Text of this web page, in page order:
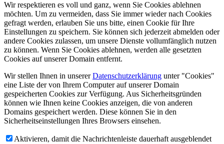
Wir respektieren es voll und ganz, wenn Sie Cookies ablehnen
möchten. Um zu vermeiden, dass Sie immer wieder nach Cookies
gefragt werden, erlauben Sie uns bitte, einen Cookie für Ihre
Einstellungen zu speichern. Sie können sich jederzeit abmelden oder
andere Cookies zulassen, um unsere Dienste vollumfänglich nutzen
zu können. Wenn Sie Cookies ablehnen, werden alle gesetzten
Cookies auf unserer Domain entfernt.
Wir stellen Ihnen in unsererDatenschutzerklärung unter "Cookies"
eine Liste der von Ihrem Computer auf unserer Domain
gespeicherten Cookies zur Verfügung. Aus Sicherheitsgründen
können wie Ihnen keine Cookies anzeigen, die von anderen
Domains gespeichert werden. Diese können Sie in den
Sicherheitseinstellungen Ihres Browsers einsehen.
Aktivieren, damit die Nachrichtenleiste dauerhaft ausgeblendet